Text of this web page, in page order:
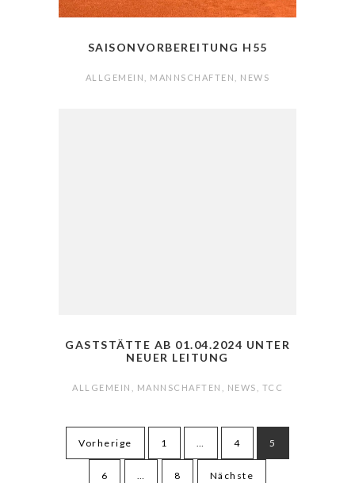
SAISONVORBEREITUNG H55
ALLGEMEIN MANNSCHAFTEN NEWS
GASTSTÄTTE AB 01.04.2024 UNTER
NEUER LEITUNG
ALLGEMEIN MANNSCHAFTEN NEWS TCC
Seitennummerierung
der
Beiträge
Vorherige 1 … 4 5
6 … 8 Nächste